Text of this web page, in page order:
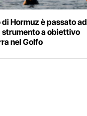
Hormuz è passato ad
strumento a obiettivo
nel Golfo